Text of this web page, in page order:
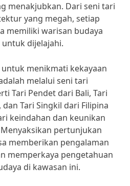
menakjubkan. Dari seni tari
yang megah, setiap
memiliki warisan budaya
dijelajahi.
menikmati kekayaan
melalui seni tari
Tari Pendet dari Bali, Tari
Tari Singkil dari Filipina
keindahan dan keunikan
pertunjukan
memberikan pengalaman
memperkaya pengetahuan
di kawasan ini.